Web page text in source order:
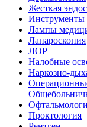
Жесткая
Инструменты
Лампы
Лапароскопия
ЛОР
Налобные
Наркозно-
Проктология